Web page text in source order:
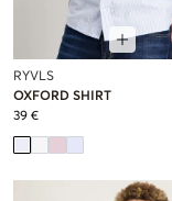
RYVLS
OXFORD SHIRT
39 €